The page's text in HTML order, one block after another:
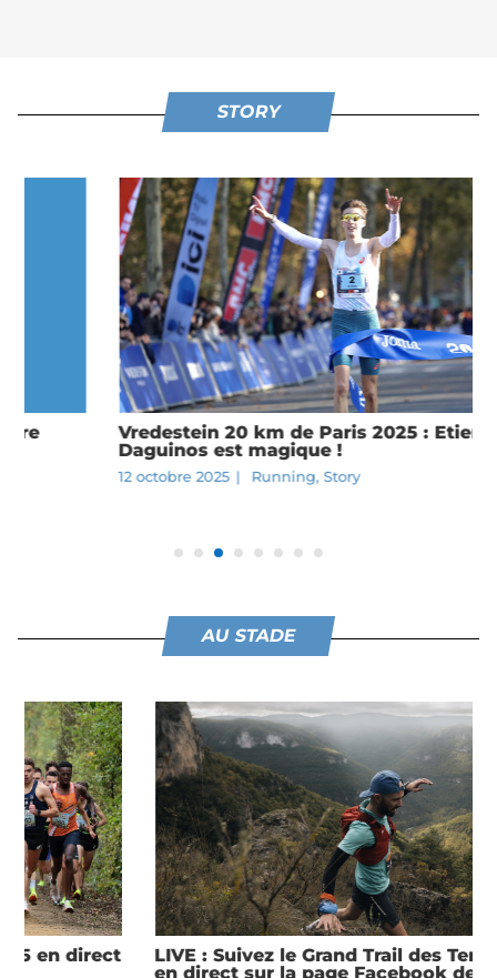
STORY
Vredestein 20 km de Paris 2025 : Etienne
Daguinos est magique !
12 octobre 2025 | Running,Story
AU STADE
LIVE : Suivez le Grand Trail des Templiers 2025
en direct sur la page Facebook de Stadion à